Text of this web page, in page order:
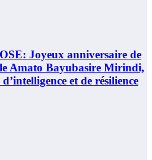
Joyeux anniversaire de
Amato Bayubasire Mirindi,
et de résilience